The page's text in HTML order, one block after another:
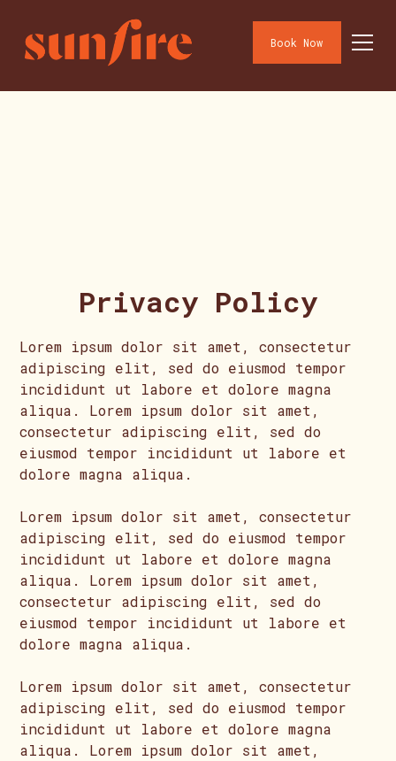
Book Now
Book Now
Privacy Policy
Lorem ipsum dolor sit amet, consectetur
adipiscing elit, sed do eiusmod tempor
incididunt ut labore et dolore magna
aliqua. Lorem ipsum dolor sit amet,
consectetur adipiscing elit, sed do
eiusmod tempor incididunt ut labore et
dolore magna aliqua.
Lorem ipsum dolor sit amet, consectetur
adipiscing elit, sed do eiusmod tempor
incididunt ut labore et dolore magna
aliqua. Lorem ipsum dolor sit amet,
consectetur adipiscing elit, sed do
eiusmod tempor incididunt ut labore et
dolore magna aliqua.
Lorem ipsum dolor sit amet, consectetur
adipiscing elit, sed do eiusmod tempor
incididunt ut labore et dolore magna
aliqua. Lorem ipsum dolor sit amet,